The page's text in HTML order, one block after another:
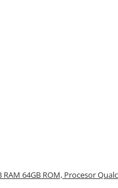
64GB ROM, Procesor